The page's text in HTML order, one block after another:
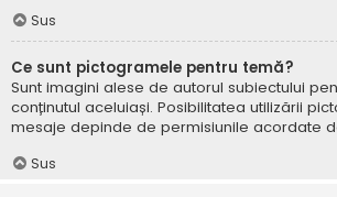
Sus
Ce sunt pictogramele pentru temă?
Sunt imagini alese de autorul subiectului
conținutul aceluiași. Posibilitatea utilizării
mesaje depinde de permisiunile acordate
Sus